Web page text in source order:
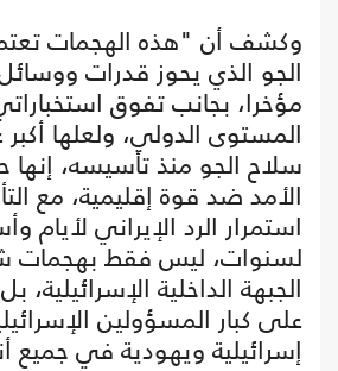
وكشف أن "هذه الهجمات
الجو الذي يحوز قدرات
مؤخرا، بجانب تفوق
المستوى الدولي، ولعلها
سلاح الجو منذ تأسيسه، إنها
الأمد ضد قوة إقليمية، مع
استمرار الرد الإيراني لأيام
لسنوات، ليس فقط بهجمات
الجبهة الداخلية
على كبار المسؤولين
إسرائيلية ويهودية في جميع